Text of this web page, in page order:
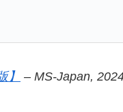
】 – MS-Japan,